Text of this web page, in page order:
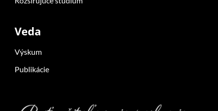
Veda
Výskum
Publikácie